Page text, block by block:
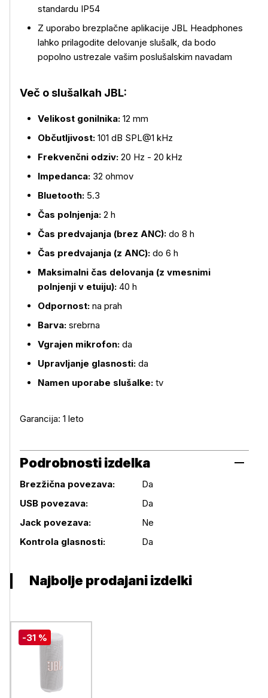
standardu IP54
Z uporabo brezplačne aplikacije JBL Headphones
lahko prilagodite delovanje slušalk, da bodo
popolno ustrezale vašim poslušalskim navadam
Več o slušalkah JBL:
Velikost gonilnika: 12 mm
Občutljivost: 101 dB SPL@1 kHz
Frekvenčni odziv: 20 Hz - 20 kHz
Impedanca: 32 ohmov
Bluetooth: 5.3
Čas polnjenja: 2 h
Čas predvajanja (brez ANC): do 8 h
Čas predvajanja (z ANC): do 6 h
Maksimalni čas delovanja (z vmesnimi
polnjenji v etuiju): 40 h
Odpornost: na prah
Barva: srebrna
Vgrajen mikrofon: da
Upravljanje glasnosti: da
Namen uporabe slušalke: tv
Garancija: 1 leto
Podrobnosti izdelka
Podrobnosti izdelka
Brezžična povezava:
Da
USB povezava:
Da
Jack povezava:
Ne
Kontrola glasnosti:
Da
Najbolje prodajani izdelki
-31 %